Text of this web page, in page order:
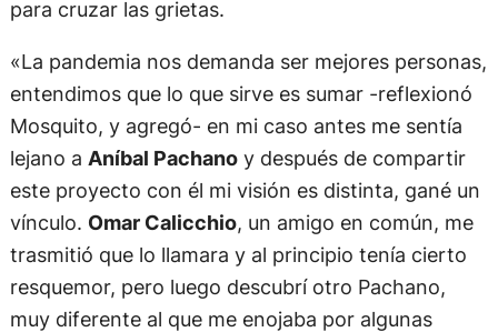
para cruzar las grietas.
«La pandemia nos demanda ser mejores personas,
entendimos que lo que sirve es sumar -reflexionó
Mosquito, y agregó- en mi caso antes me sentía
lejano a Aníbal Pachanoy después de compartir
este proyecto con él mi visión es distinta, gané un
vínculo. Omar Calicchio, un amigo en común, me
trasmitió que lo llamara y al principio tenía cierto
resquemor, pero luego descubrí otro Pachano,